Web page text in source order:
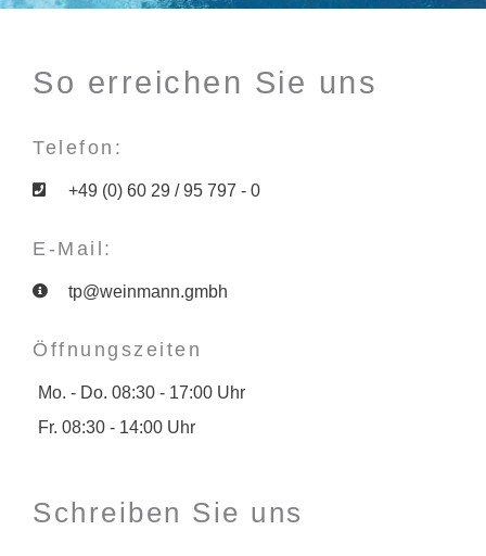
So erreichen Sie uns
Telefon:
+49 (0) 60 29 / 95 797 - 0
E-Mail:
tp@weinmann.gmbh
Öffnungszeiten
Mo. - Do. 08:30 - 17:00 Uhr
Fr. 08:30 - 14:00 Uhr
Schreiben Sie uns